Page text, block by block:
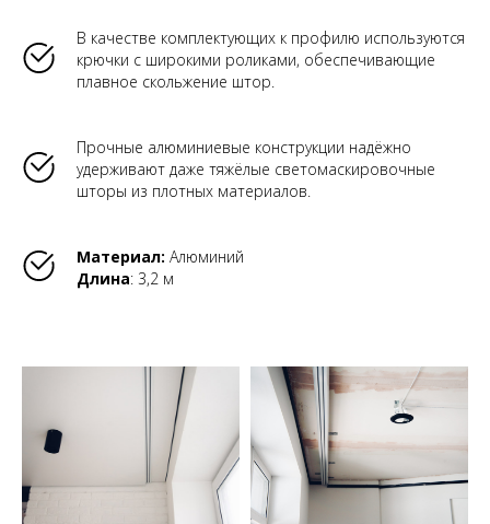
В качестве комплектующих к профилю используются
крючки с широкими роликами, обеспечивающие
плавное скольжение штор.
Прочные алюминиевые конструкции надёжно
удерживают даже тяжёлые светомаскировочные
шторы из плотных материалов.
Материал: Алюминий
Длина: 3,2 м